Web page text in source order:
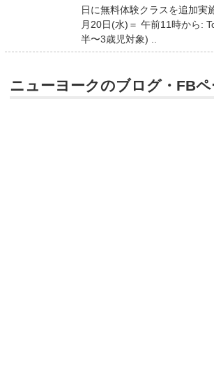
日に無料体験クラスを追加実
月20日(水)＝ 午前11時から:
半〜3歳児対象) ..
ニューヨークのブログ・FB